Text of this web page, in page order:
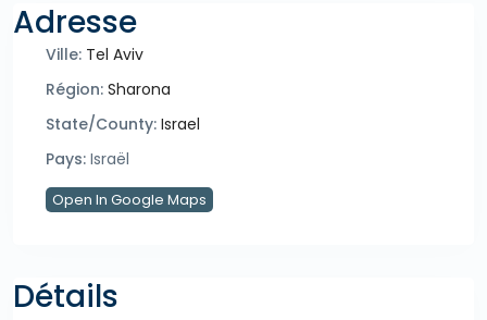
Adresse
Ville: Tel Aviv
Région: Sharona
State/County: Israel
Pays: Israël
Open In Google Maps
Détails